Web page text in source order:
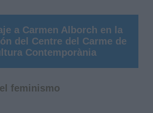
a Carmen Alborch en la
del Centre del Carme de
Contemporània
feminismo